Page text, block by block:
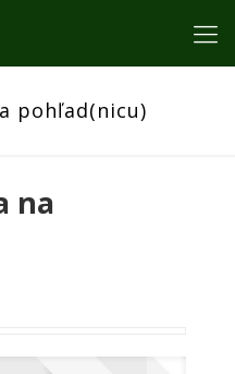
pohľad(nicu)
na